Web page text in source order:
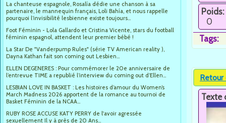
La chanteuse espagnole, Rosalía dédie une chanson à sa
partenaire, le mannequin français, Loli Bahía, et nous rappelle
pourquoi l’invisibilité lesbienne existe toujours...
Foot Féminin - Lola Gallardo et Cristina Vicente, stars du football
féminin espagnol, attendent leur premier bébé !
La Star De "Vanderpump Rules" (série TV American reality ),
Dayna Kathan fait son coming out Lesbien...
ELLEN DEGENERES : Pour commémorer le 20e anniversaire de
l’entrevue TIME a republié l’interview du coming out d’Ellen...
LESBIAN LOVE IN BASKET : Les histoires d’amour du Women’s
March Madness 2026 apportent de la romance au tournoi de
Basket Féminin de la NCAA...
RUBY ROSE ACCUSE KATY PERRY de l'avoir agressée
sexuellement Il y à près de 20 Ans...
Poids:
0
Tags:
Retour
Texte